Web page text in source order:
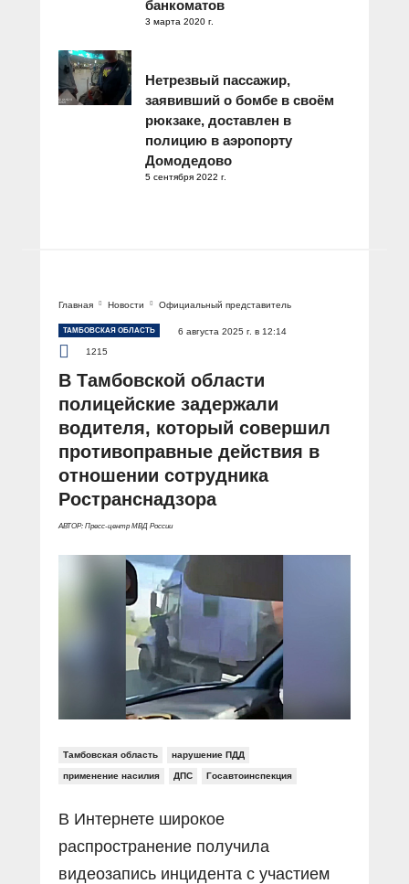
банкоматов
3 марта 2020 г.
Нетрезвый пассажир,
заявивший о бомбе в своём
рюкзаке, доставлен в
полицию в аэропорту
Домодедово
5 сентября 2022 г.
Главная Новости Официальный представитель
ТАМБОВСКАЯ ОБЛАСТЬ
6 августа 2025 г. в 12:14
1215
В Тамбовской области
полицейские задержали
водителя, который совершил
противоправные действия в
отношении сотрудника
Ространснадзора
АВТОР: Пресс-центр МВД России
Тамбовская область нарушение ПДД
применение насилия ДПС Госавтоинспекция
В Интернете широкое
распространение получила
видеозапись инцидента с участием